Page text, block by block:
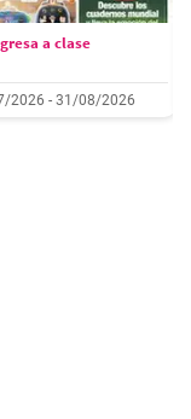
a clase
2026 - 31/08/2026